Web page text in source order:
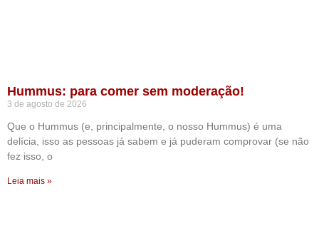
Hummus: para comer sem moderação!
3 de agosto de 2026
Que o Hummus (e, principalmente, o nosso Hummus) é uma
delícia, isso as pessoas já sabem e já puderam comprovar (se não
fez isso, o
Leia mais »